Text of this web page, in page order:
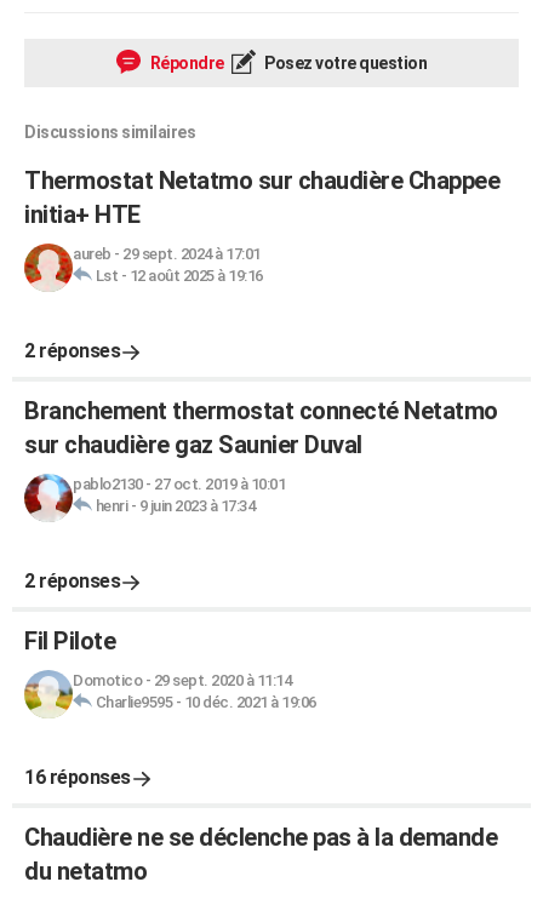
Répondre Posez votre question
Discussions similaires
Thermostat Netatmo sur chaudière Chappee
initia+ HTE
aureb - 29 sept. 2024 à 17:01
Lst - 12 août 2025 à 19:16
2 réponses
Branchement thermostat connecté Netatmo
sur chaudière gaz Saunier Duval
pablo2130- 27 oct. 2019 à 10:01
henri- 9 juin 2023 à 17:34
2 réponses
Fil Pilote
Domotico- 29 sept. 2020 à 11:14
Charlie9595- 10 déc. 2021 à 19:06
16 réponses
Chaudière ne se déclenche pas à la demande
du netatmo